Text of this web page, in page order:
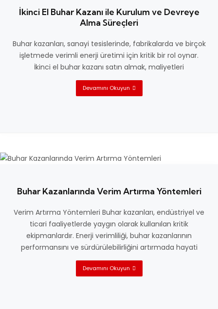
İkinci El Buhar Kazanı ile Kurulum ve Devreye
Alma Süreçleri
Buhar kazanları, sanayi tesislerinde, fabrikalarda ve birçok
işletmede verimli enerji üretimi için kritik bir rol oynar.
İkinci el buhar kazanı satın almak, maliyetleri
Devamını Okuyun
Buhar Kazanlarında Verim Artırma Yöntemleri
Verim Artırma Yöntemleri Buhar kazanları, endüstriyel ve
ticari faaliyetlerde yaygın olarak kullanılan kritik
ekipmanlardır. Enerji verimliliği, buhar kazanlarının
performansını ve sürdürülebilirliğini artırmada hayati
Devamını Okuyun